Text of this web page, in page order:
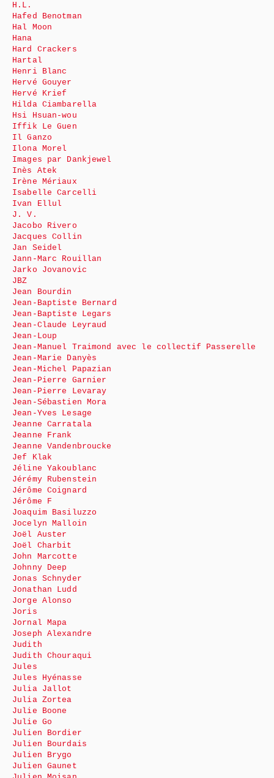
H.L.
Hafed Benotman
Hal Moon
Hana
Hard Crackers
Hartal
Henri Blanc
Hervé Gouyer
Hervé Krief
Hilda Ciambarella
Hsi Hsuan-wou
Iffik Le Guen
Il Ganzo
Ilona Morel
Images par Dankjewel
Inès Atek
Irène Mériaux
Isabelle Carcelli
Ivan Ellul
J. V.
Jacobo Rivero
Jacques Collin
Jan Seidel
Jann-Marc Rouillan
Jarko Jovanovic
JBZ
Jean Bourdin
Jean-Baptiste Bernard
Jean-Baptiste Legars
Jean-Claude Leyraud
Jean-Loup
Jean-Manuel Traimond avec le collectif Passerelle
Jean-Marie Danyès
Jean-Michel Papazian
Jean-Pierre Garnier
Jean-Pierre Levaray
Jean-Sébastien Mora
Jean-Yves Lesage
Jeanne Carratala
Jeanne Frank
Jeanne Vandenbroucke
Jef Klak
Jéline Yakoublanc
Jérémy Rubenstein
Jérôme Coignard
Jérôme F
Joaquim Basiluzzo
Jocelyn Malloin
Joël Auster
Joël Charbit
John Marcotte
Johnny Deep
Jonas Schnyder
Jonathan Ludd
Jorge Alonso
Joris
Jornal Mapa
Joseph Alexandre
Judith
Judith Chouraqui
Jules
Jules Hyénasse
Julia Jallot
Julia Zortea
Julie Boone
Julie Go
Julien Bordier
Julien Bourdais
Julien Brygo
Julien Gaunet